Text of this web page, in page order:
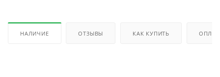
НАЛИЧИЕ ОТЗЫВЫ КАК КУПИТЬ